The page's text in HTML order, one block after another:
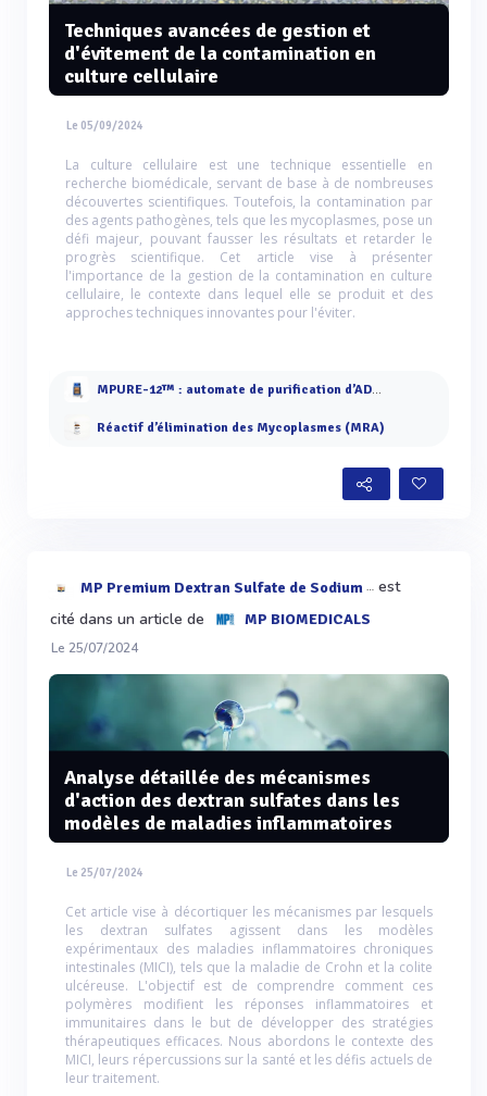
Techniques avancées de gestion et
d'évitement de la contamination en
culture cellulaire
Le 05/09/2024
La culture cellulaire est une technique essentielle en
recherche biomédicale, servant de base à de nombreuses
découvertes scientifiques. Toutefois, la contamination par
des agents pathogènes, tels que les mycoplasmes, pose un
défi majeur, pouvant fausser les résultats et retarder le
progrès scientifique. Cet article vise à présenter
l'importance de la gestion de la contamination en culture
cellulaire, le contexte dans lequel elle se produit et des
approches techniques innovantes pour l'éviter.
MPURE-12™ : automate de purification d’ADN/ARN
Réactif d’élimination des Mycoplasmes (MRA)
MP Premium Dextran Sulfate de Sodium (DSS)
est
cité dans un article de
MP BIOMEDICALS
Le 25/07/2024
Analyse détaillée des mécanismes
d'action des dextran sulfates dans les
modèles de maladies inflammatoires
Le 25/07/2024
Cet article vise à décortiquer les mécanismes par lesquels
les dextran sulfates agissent dans les modèles
expérimentaux des maladies inflammatoires chroniques
intestinales (MICI), tels que la maladie de Crohn et la colite
ulcéreuse. L'objectif est de comprendre comment ces
polymères modifient les réponses inflammatoires et
immunitaires dans le but de développer des stratégies
thérapeutiques efficaces. Nous abordons le contexte des
MICI, leurs répercussions sur la santé et les défis actuels de
leur traitement.